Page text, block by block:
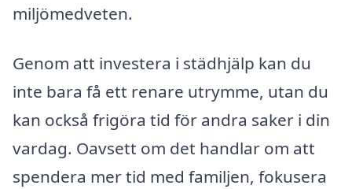
miljömedveten.
Genom att investera i städhjälp kan du
inte bara få ett renare utrymme, utan du
kan också frigöra tid för andra saker i din
vardag. Oavsett om det handlar om att
spendera mer tid med familjen, fokusera